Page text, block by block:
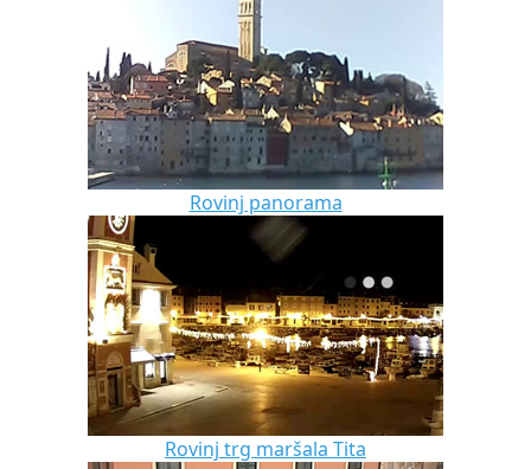
Rovinj panorama
Rovinj trg maršala Tita